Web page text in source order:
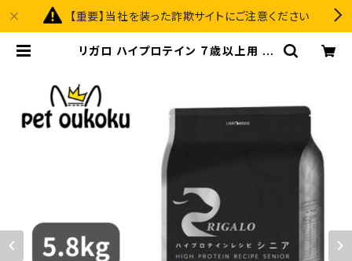
【重要】当社を装った詐欺サイトにご注意ください
リガロ ハイプロテイン ７歳以上用 ラ